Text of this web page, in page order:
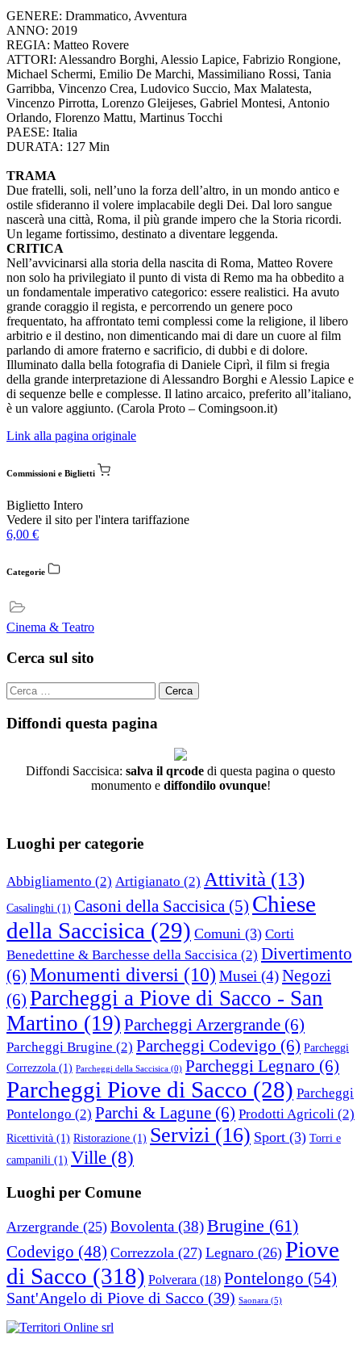
GENERE: Drammatico, Avventura
ANNO: 2019
REGIA: Matteo Rovere
ATTORI: Alessandro Borghi, Alessio Lapice, Fabrizio Rongione,
Michael Schermi, Emilio De Marchi, Massimiliano Rossi, Tania
Garribba, Vincenzo Crea, Ludovico Succio, Max Malatesta,
Vincenzo Pirrotta, Lorenzo Gleijeses, Gabriel Montesi, Antonio
Orlando, Florenzo Mattu, Martinus Tocchi
PAESE: Italia
DURATA: 127 Min
TRAMA
Due fratelli, soli, nell’uno la forza dell’altro, in un mondo antico e
ostile sfideranno il volere implacabile degli Dei. Dal loro sangue
nascerà una città, Roma, il più grande impero che la Storia ricordi.
Un legame fortissimo, destinato a diventare leggenda.
CRITICA
Nell’avvicinarsi alla storia della nascita di Roma, Matteo Rovere
non solo ha privilegiato il punto di vista di Remo ma ha obbedito a
un fondamentale imperativo categorico: essere realistici. Ha avuto
grande coraggio il regista, e percorrendo un genere poco
frequentato, ha affrontato temi complessi come la religione, il libero
arbitrio e il destino, non dimenticando mai di dare un cuore al film
parlando di amore fraterno e sacrificio, di dubbi e di dolore.
Illuminato dalla bella fotografia di Daniele Ciprì, il film si fregia
della grande interpretazione di Alessandro Borghi e Alessio Lapice e
di sequenze belle e complesse. Il latino arcaico, preferito all’italiano,
è un valore aggiunto. (Carola Proto – Comingsoon.it)
Link alla pagina originale
Commissioni e Biglietti
Biglietto Intero
Vedere il sito per l'intera tariffazione
6,00 €
Categorie
Cinema & Teatro
Cerca sul sito
Cerca
per:
Diffondi questa pagina
Diffondi Saccisica: salva il qrcode di questa pagina o questo
monumento e diffondilo ovunque!
Luoghi per categorie
Abbigliamento (2) Artigianato (2) Attività (13)
Casalinghi (1) Casoni della Saccisica (5) Chiese
della Saccisica (29) Comuni (3) Corti
Benedettine & Barchesse della Saccisica (2) Divertimento
(6) Monumenti diversi (10) Musei (4)Negozi
(6) Parcheggi a Piove di Sacco - San
Martino (19) Parcheggi Arzergrande (6)
Parcheggi Brugine (2) Parcheggi Codevigo (6) Parcheggi
Correzzola (1) Parcheggi della Saccisica (0) Parcheggi Legnaro (6)
Parcheggi Piove di Sacco (28) Parcheggi
Pontelongo (2) Parchi & Lagune (6) Prodotti Agricoli (2)
Ricettività (1) Ristorazione (1) Servizi (16) Sport (3) Torri e
campanili (1) Ville (8)
Luoghi per Comune
Arzergrande (25) Bovolenta (38)Brugine (61)
Codevigo (48) Correzzola (27) Legnaro (26) Piove
di Sacco (318) Polverara (18) Pontelongo (54)
Sant'Angelo di Piove di Sacco (39) Saonara (5)